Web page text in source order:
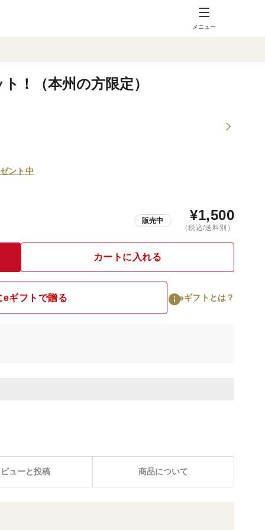
メニュー
！（本州の方限定）
ント中
販売中 ¥1,500
（税込/送料別）
カートに入れる
eギフトで贈る eギフトとは？
ビューと投稿 商品について